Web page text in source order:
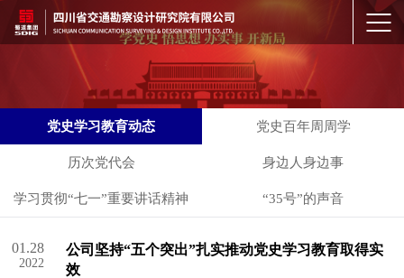
党史学习教育动态 党史百年周周学
历次党代会 身边人身边事
学习贯彻“七一”重要讲话精神 “35号”的声音
01.28
2022
公司坚持“五个突出”扎实推动党史学习教育取得实
效